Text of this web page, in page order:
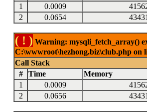
1
0.0009
2
0.0654
( ! ) Warning: mysqli_fetch_array()
C:\wwwroot\hezhong.biz\club.php on
Call Stack
#
Time Memory
1
0.0009
2
0.0656